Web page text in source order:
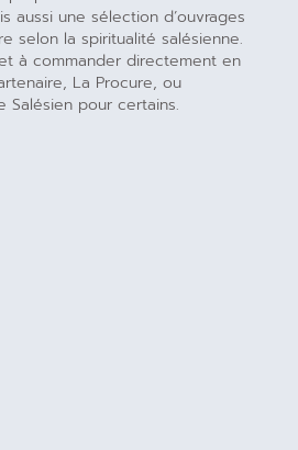
aussi une sélection d’ouvrages
selon la spiritualité salésienne.
à commander directement en
La Procure, ou
pour certains.